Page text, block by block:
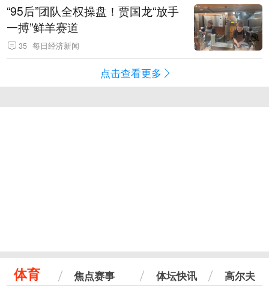
“95后”团队全权操盘！贾国龙“放手
一搏”鲜羊赛道
35 每日经济新闻
点击查看更多
体育 焦点赛事 体坛快讯 高尔夫